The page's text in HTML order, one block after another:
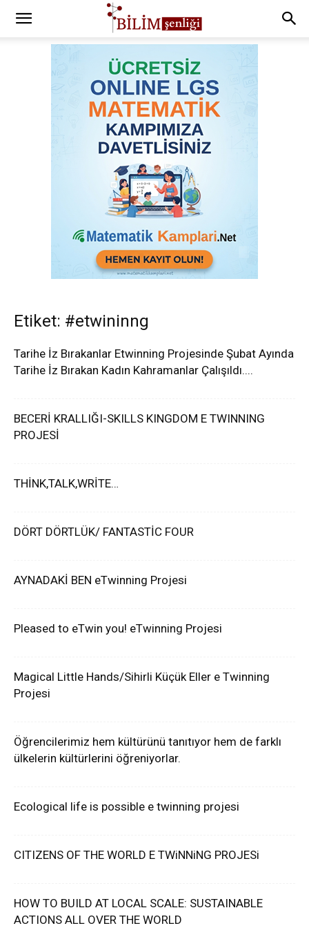
Etiket: #etwininng
Tarihe İz Bırakanlar Etwinning Projesinde Şubat Ayında
Tarihe İz Bırakan Kadın Kahramanlar Çalışıldı....
BECERİ KRALLIĞI-SKILLS KINGDOM E TWINNING
PROJESİ
THİNK,TALK,WRİTE…
DÖRT DÖRTLÜK/ FANTASTİC FOUR
AYNADAKİ BEN eTwinning Projesi
Pleased to eTwin you! eTwinning Projesi
Magical Little Hands/Sihirli Küçük Eller e Twinning
Projesi
Öğrencilerimiz hem kültürünü tanıtıyor hem de farklı
ülkelerin kültürlerini öğreniyorlar.
Ecological life is possible e twinning projesi
CITIZENS OF THE WORLD E TWiNNiNG PROJESi
HOW TO BUILD AT LOCAL SCALE: SUSTAINABLE
ACTIONS ALL OVER THE WORLD